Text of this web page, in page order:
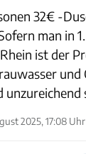
32€ -
man in
ist der
und
2025, 17:08 Uhr